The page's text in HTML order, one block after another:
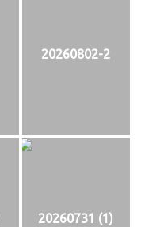
20260802-2
20260731 (1)